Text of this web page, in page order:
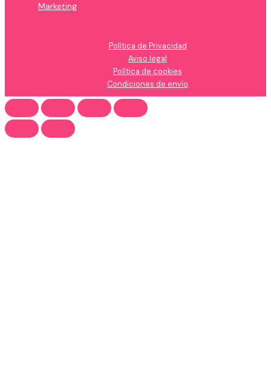
Marketing
Política de Privacidad
Aviso legal
Política de cookies
Condiciones de envío